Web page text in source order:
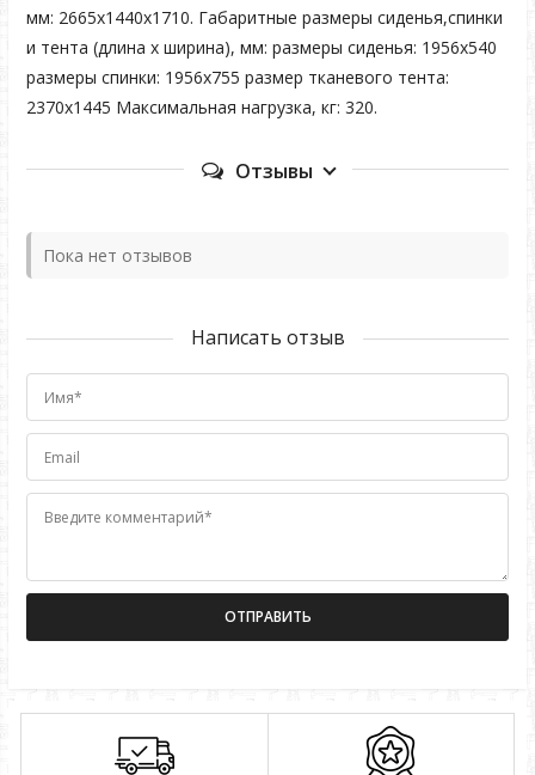
мм: 2665х1440х1710. Габаритные размеры сиденья,спинки
и тента (длина х ширина), мм: размеры сиденья: 1956х540
размеры спинки: 1956х755 размер тканевого тента:
2370х1445 Максимальная нагрузка, кг: 320.
Отзывы
Пока нет отзывов
Написать отзыв
Имя*
Email
Введите комментарий*